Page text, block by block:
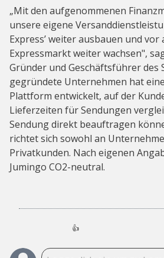
„Mit den aufgenommenen
unsere eigene
Express’ weiter ausbauen und vor
Expressmarkt weiter wachsen",
Gründer und Geschäftsführer des
gegründete Unternehmen hat
Plattform entwickelt, auf der
Lieferzeiten für Sendungen
Sendung direkt beauftragen
richtet sich sowohl an
Privatkunden. Nach eigenen
Jumingo CO2-neutral.
👍